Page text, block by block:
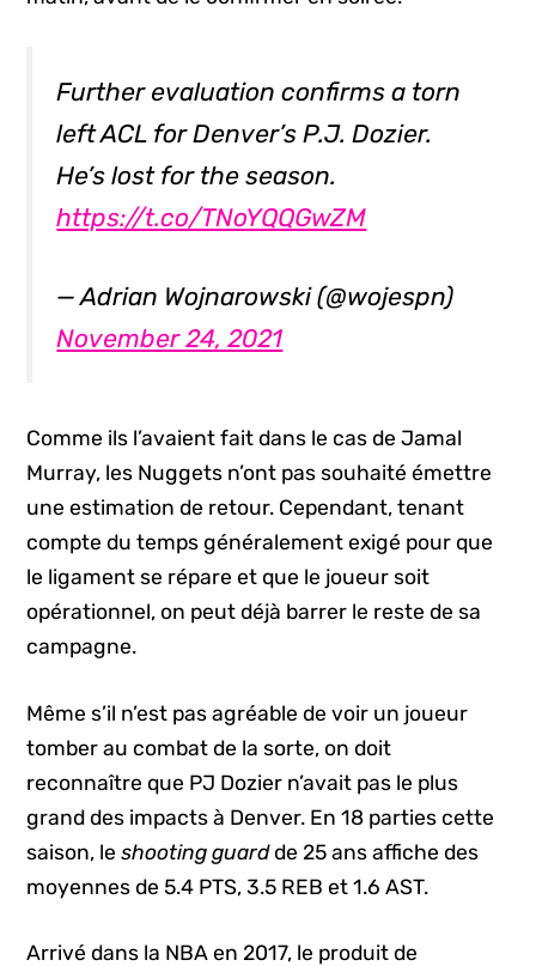
Further evaluation confirms a torn
left ACL for Denver’s P.J. Dozier.
He’s lost for the season.
https://t.co/TNoYQQGwZM
— Adrian Wojnarowski (@wojespn)
November 24, 2021
Comme ils l’avaient fait dans le cas de Jamal
Murray, les Nuggets n’ont pas souhaité émettre
une estimation de retour. Cependant, tenant
compte du temps généralement exigé pour que
le ligament se répare et que le joueur soit
opérationnel, on peut déjà barrer le reste de sa
campagne.
Même s’il n’est pas agréable de voir un joueur
tomber au combat de la sorte, on doit
reconnaître que PJ Dozier n’avait pas le plus
grand des impacts à Denver. En 18 parties cette
saison, leshooting guardde 25 ans affiche des
moyennes de 5.4 PTS, 3.5 REB et 1.6 AST.
Arrivé dans la NBA en 2017, le produit de